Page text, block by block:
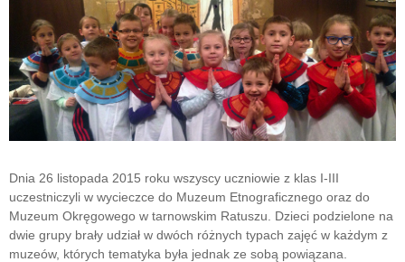
Dnia 26 listopada 2015 roku wszyscy uczniowie z klas I-III
uczestniczyli w wycieczce do Muzeum Etnograficznego oraz do
Muzeum Okręgowego w tarnowskim Ratuszu. Dzieci podzielone na
dwie grupy brały udział w dwóch różnych typach zajęć w każdym z
muzeów, których tematyka była jednak ze sobą powiązana.